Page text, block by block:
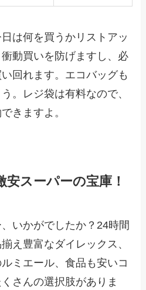
は何を買うかリストアッ
動買いを防げますし、必
回れます。エコバッグも
。レジ袋は有料なので、
きますよ。
安スーパーの宝庫！
いかがでしたか？24時間
え豊富なダイレックス、
ミエール、食品も安いコ
さんの選択肢がありま